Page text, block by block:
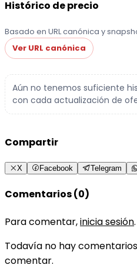
Histórico de precio
Basado en URL canónica y
Ver URL canónica
Aún no tenemos suficiente
con cada actualización de
Compartir
X Facebook Telegram
Comentarios (0)
Para comentar,inicia sesión.
Todavía no hay
comentar.